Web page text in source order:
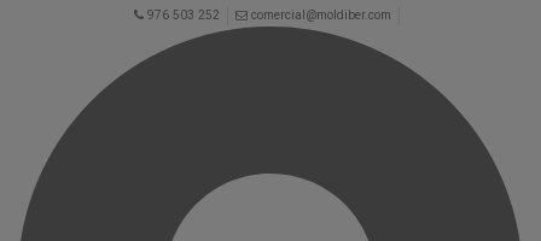
976 503 252 comercial@moldiber.com